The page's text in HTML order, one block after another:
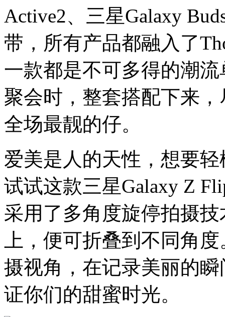
Active2、 三星Galaxy
带，所有产品都融入了
一款都是不可多得的潮流
聚会时， 整套搭配下来，
全场最靓的仔。
爱美是 人 的天性， 想要轻
试试这款三星Galaxy Z
采用了多角度旋停拍摄
上， 便可折叠到不同角度
摄视角，在记录美丽的瞬
证你们的甜蜜时光。